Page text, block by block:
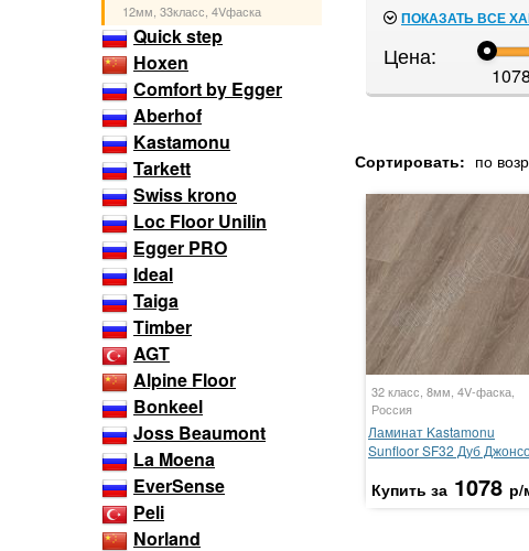
ПОКАЗАТЬ ВСЕ
Цена:
1078
12мм, 33класс, 4Vфаска
Quick step
Hoxen
Comfort by Egger
Aberhof
Kastamonu
Tarkett
Swiss krono
Loc Floor Unilin
Egger PRO
Ideal
Taiga
Timber
AGT
Alpine Floor
Bonkeel
Joss Beaumont
La Moena
EverSense
Peli
Norland
Сортировать: по
32 класс, 8мм, 4V-фаска,
Россия
Ламинат Kastamonu
Sunfloor SF32 Дуб
Купить за 1078 р/